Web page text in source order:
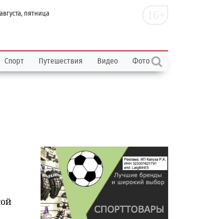
пятница
Спорт Путешествия Видео Фото